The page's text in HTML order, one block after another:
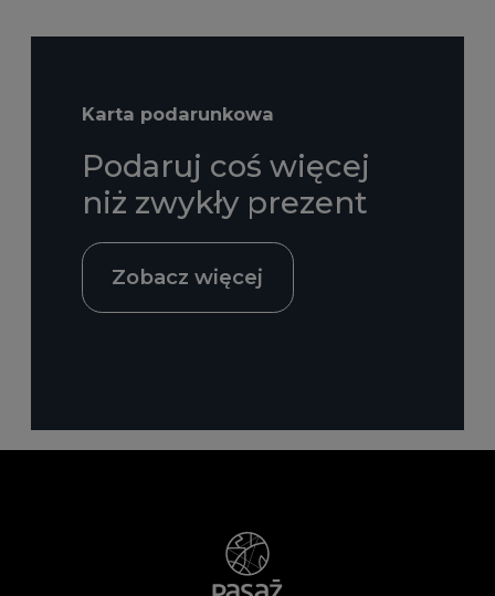
Karta podarunkowa
Podaruj coś więcej
niż zwykły prezent
Zobacz więcej